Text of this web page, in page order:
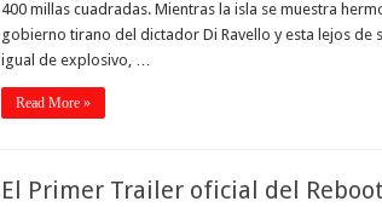
400 millas cuadradas. Mientras la isla se muestra
gobierno tirano del dictador Di Ravello y esta lejos de
igual de explosivo, …
Read More »
El Primer Trailer oficial del